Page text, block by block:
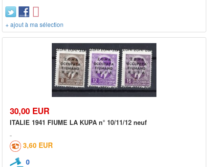
+ ajout à ma sélection
30,00 EUR
ITALIE 1941 FIUME LA KUPA n° 10/11/12 neuf
3,60 EUR
0